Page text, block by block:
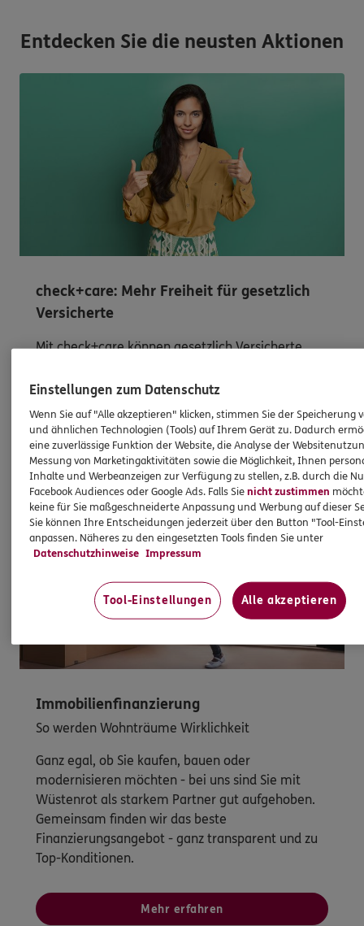
Entdecken Sie die neusten Aktionen
check+care: Mehr Freiheit für gesetzlich
Versicherte
Mit check+care können gesetzlich Versicherte
Mehr zu check+care
Immobilienfinanzierung
So werden Wohnträume Wirklichkeit
Ganz egal, ob Sie kaufen, bauen oder
modernisieren möchten - bei uns sind Sie mit
Wüstenrot als starkem Partner gut aufgehoben.
Gemeinsam finden wir das beste
Finanzierungsangebot - ganz transparent und zu
Top-Konditionen.
Mehr erfahren
Einstellungen zum Datenschutz
Wenn Sie auf "Alle akzeptieren" klicken, stimmen Sie der Speicherung
und ähnlichen Technologien (Tools) auf Ihrem Gerät zu. Dadurch
eine zuverlässige Funktion der Website, die Analyse der
Messung von Marketingaktivitäten sowie die Möglichkeit, Ihnen
Inhalte und Werbeanzeigen zur Verfügung zu stellen, z.B. durch die
Facebook Audiences oder Google Ads. Falls Sienicht zustimmen
keine für Sie maßgeschneiderte Anpassung und Werbung auf dieser
Sie können Ihre Entscheidungen jederzeit über den Button "Tool-
anpassen. Näheres zu den eingesetzten Tools finden Sie unter
Datenschutzhinweise Impressum
Tool-Einstellungen Alle akzeptieren